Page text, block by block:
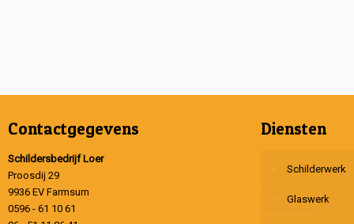
Contactgegevens
Schildersbedrijf Loer
Proosdij 29
9936 EV Farmsum
0596 - 61 10 61
Diensten
Schilderwerk
Glaswerk